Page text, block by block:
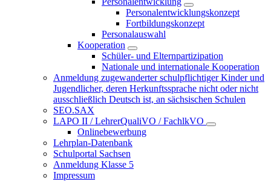
Personalentwicklungskonzept
Fortbildungskonzept
Personalauswahl
Kooperation
Schüler- und Elternpartizipation
Nationale und internationale Kooperation
Anmeldung zugewanderter schulpflichtiger Kinder und
Jugendlicher, deren Herkunftssprache nicht oder nicht
ausschließlich Deutsch ist, an sächsischen Schulen
SEO.SAX
LAPO II / LehrerQualiVO / FachlkVO
Onlinebewerbung
Lehrplan-Datenbank
Schulportal Sachsen
Anmeldung Klasse 5
Impressum